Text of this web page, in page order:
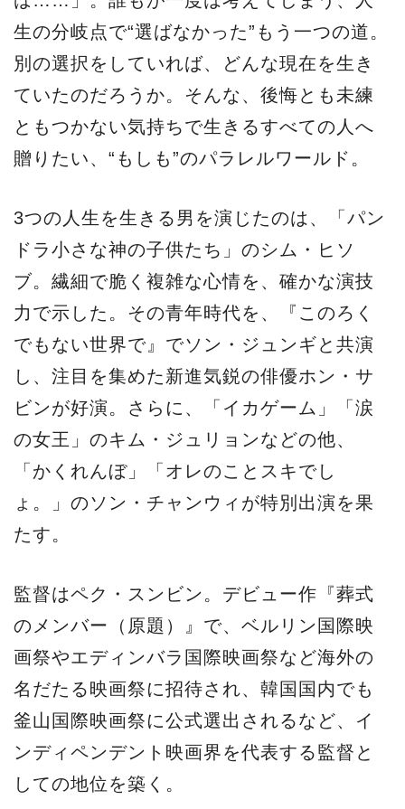
生の分岐点で“選ばなかった”もう一つの道。
別の選択をしていれば、どんな現在を生き
ていたのだろうか。そんな、後悔とも未練
ともつかない気持ちで生きるすべての人へ
贈りたい、“もしも”のパラレルワールド。
3つの人生を生きる男を演じたのは、「パン
ドラ小さな神の子供たち」のシム・ヒソ
ブ。繊細で脆く複雑な心情を、確かな演技
力で示した。その青年時代を、『このろく
でもない世界で』でソン・ジュンギと共演
し、注目を集めた新進気鋭の俳優ホン・サ
ビンが好演。さらに、「イカゲーム」「涙
の女王」のキム・ジュリョンなどの他、
「かくれんぼ」「オレのことスキでし
ょ。」のソン・チャンウィが特別出演を果
たす。
監督はペク・スンビン。デビュー作『葬式
のメンバー（原題）』で、ベルリン国際映
画祭やエディンバラ国際映画祭など海外の
名だたる映画祭に招待され、韓国国内でも
釜山国際映画祭に公式選出されるなど、イ
ンディペンデント映画界を代表する監督と
しての地位を築く。